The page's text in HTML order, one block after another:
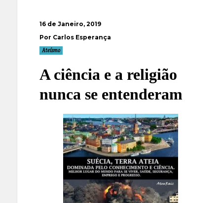
16 de Janeiro, 2019
Por Carlos Esperança
Ateísmo
A ciência e a religião
nunca se entenderam